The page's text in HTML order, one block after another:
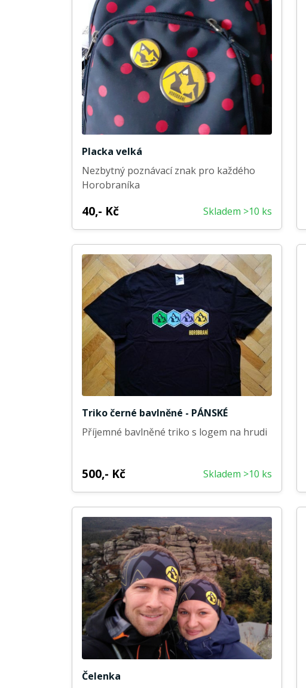
Placka velká
Nezbytný poznávací znak pro každého
Horobraníka
40,- Kč Skladem >10 ks
Triko černé bavlněné - PÁNSKÉ
Příjemné bavlněné triko s logem na hrudi
500,- Kč Skladem >10 ks
Čelenka